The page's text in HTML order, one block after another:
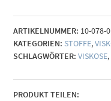
grau-
blau
Menge
ARTIKELNUMMER: 10-078-
KATEGORIEN: STOFFE,
SCHLAGWÖRTER: VISKOSE,
PRODUKT TEILEN: